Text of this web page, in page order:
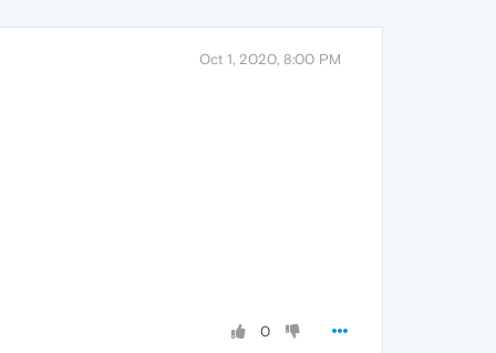
Oct 1, 2020, 8:00 PM
0